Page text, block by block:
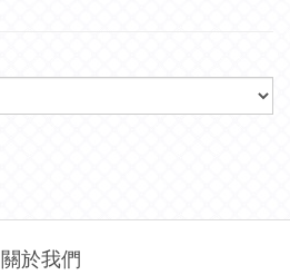
關於我們